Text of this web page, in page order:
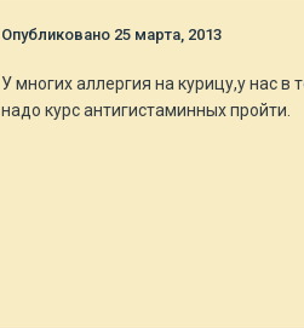
Опубликовано 25 марта, 2013
У многих аллергия на курицу,у нас
надо курс антигистаминных пройти.